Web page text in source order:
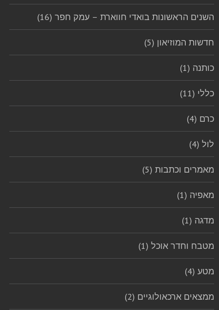
השנים הראשונות בואדי חווארת – עמק חפר (16)
חדשות המוזיאון (5)
כותנה (1)
כללי (11)
כרם (4)
לול (4)
מאמרים וכתבות (5)
מאפיה (1)
מדגה (1)
מטבח וחדר אוכל (1)
מטע (4)
ממצאים ארכאולוגיים (2)